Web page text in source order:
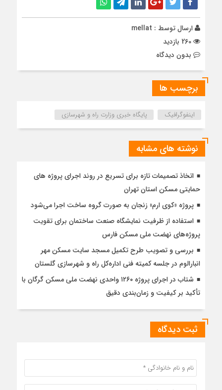
ارسال توسط : mellat
بدون دیدگاه
برچسب ها
اینفوگرافیک پایگاه خبری وزارت راه و شهرسازی
نوشته های مشابه
اتخاذ تصمیمات تازه برای تسریع در روند اجرای پروژه های
حمایتی مسکن استان تهران
پروژه «کوی ارم» زنجان به صورت گروه ساخت اجرا می‌شود
استفاده از ظرفیت نمایشگاه صنعت ساختمان برای تقویت
پروژه‌های نهضت ملی مسکن فارس
بررسی و تصویب طرح تکمیل مسجد سایت مسکن مهر
انبارالوم در جلسه کمیته فنی اداره‌کل راه و شهرسازی گلستان
شتاب در اجرای پروژه ۱۲۶۰ واحدی نهضت ملی مسکن گرگان با
تأکید بر کیفیت و زمان‌بندی دقیق
ثبت دیدگاه